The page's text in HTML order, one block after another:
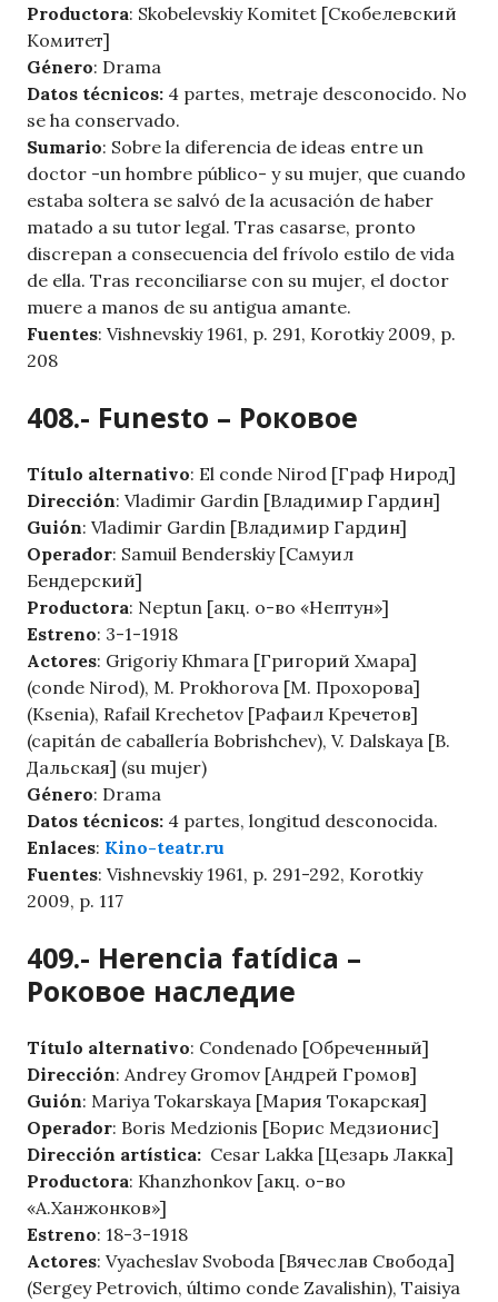
Productora: Skobelevskiy Komitet [Скобелевский
Комитет]
Género: Drama
Datos técnicos: 4 partes, metraje desconocido. No
se ha conservado.
Sumario: Sobre la diferencia de ideas entre un
doctor -un hombre público- y su mujer, que cuando
estaba soltera se salvó de la acusación de haber
matado a su tutor legal. Tras casarse, pronto
discrepan a consecuencia del frívolo estilo de vida
de ella. Tras reconciliarse con su mujer, el doctor
muere a manos de su antigua amante.
Fuentes: Vishnevskiy 1961, p. 291, Korotkiy 2009, p.
208
408.- Funesto – Роковое
Título alternativo: El conde Nirod [Граф Нирод]
Dirección: Vladimir Gardin [Владимир Гардин]
Guión: Vladimir Gardin [Владимир Гардин]
Operador: Samuil Benderskiy [Самуил
Бендерский]
Productora: Neptun [акц. о-во «Нептун»]
Estreno: 3-1-1918
Actores: Grigoriy Khmara [Григорий Хмара]
(conde Nirod), M. Prokhorova [М. Прохорова]
(Ksenia), Rafail Krechetov [Рафаил Кречетов]
(capitán de caballería Bobrishchev), V. Dalskaya [В.
Дальская] (su mujer)
Género: Drama
Datos técnicos: 4 partes, longitud desconocida.
Enlaces: Kino-teatr.ru
Fuentes: Vishnevskiy 1961, p. 291-292, Korotkiy
2009, p. 117
409.- Herencia fatídica –
Роковое наследие
Título alternativo: Condenado [Обреченный]
Dirección: Andrey Gromov [Андрей Громов]
Guión: Mariya Tokarskaya [Мария Токарская]
Operador: Boris Medzionis [Борис Медзионис]
Dirección artística: Cesar Lakka [Цезарь Лакка]
Productora: Khanzhonkov [акц. о-во
«А.Ханжонков»]
Estreno: 18-3-1918
Actores: Vyacheslav Svoboda [Вячеслав Свобода]
(Sergey Petrovich, último conde Zavalishin), Taisiya